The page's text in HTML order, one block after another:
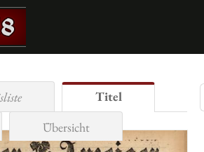
Titel
Übersicht